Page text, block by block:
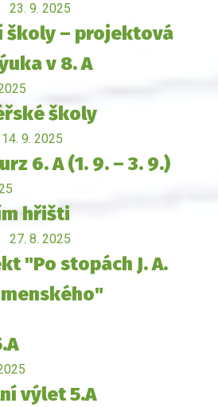
23. 9. 2025
školy – projektová
v 8. A
školy
14. 9. 2025
6. A (1. 9. – 3. 9.)
hřišti
27. 8. 2025
"Po stopách J. A.
výlet 5.A